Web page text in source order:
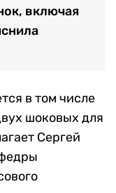
включая
в том числе
шоковых для
Сергей